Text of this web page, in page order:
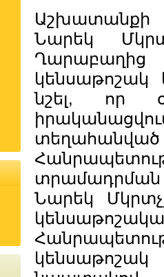
Աշխատանքի
Նարեկ
նշել, որ
Նարեկ